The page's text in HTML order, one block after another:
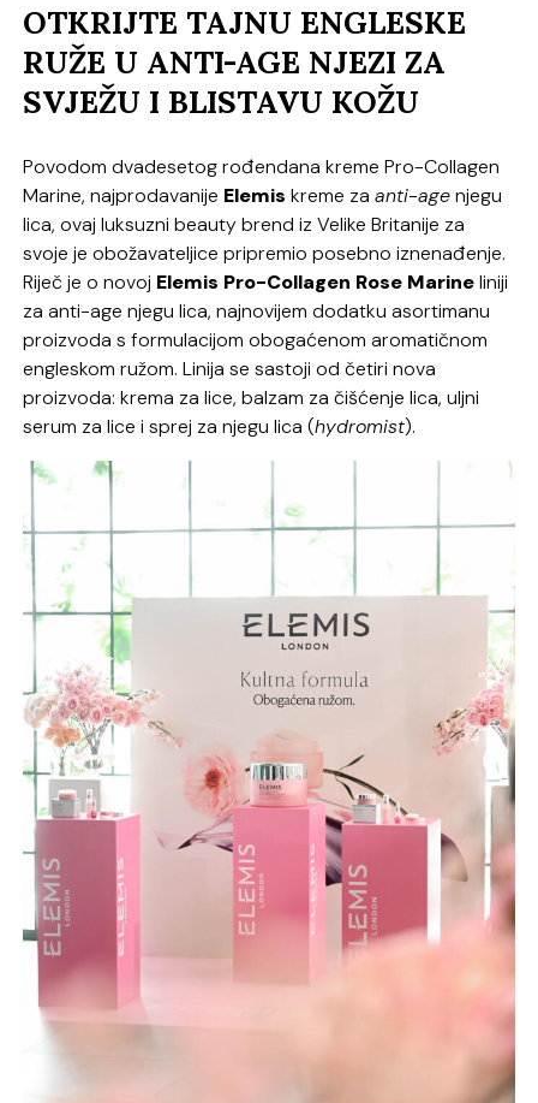
OTKRIJTE TAJNU ENGLESKE
RUŽE U ANTI-AGE NJEZI ZA
SVJEŽU I BLISTAVU KOŽU
Povodom dvadesetog rođendana kreme Pro-Collagen
Marine, najprodavanije Elemis kreme zaanti-agenjegu
lica, ovaj luksuzni beauty brend iz Velike Britanije za
svoje je obožavateljice pripremio posebno iznenađenje.
Riječ je o novoj Elemis Pro-Collagen Rose Marineliniji
za anti-age njegu lica, najnovijem dodatku asortimanu
proizvoda s formulacijom obogaćenom aromatičnom
engleskom ružom. Linija se sastoji od četiri nova
proizvoda: krema za lice, balzam za čišćenje lica, uljni
serum za lice i sprej za njegu lica (hydromist).